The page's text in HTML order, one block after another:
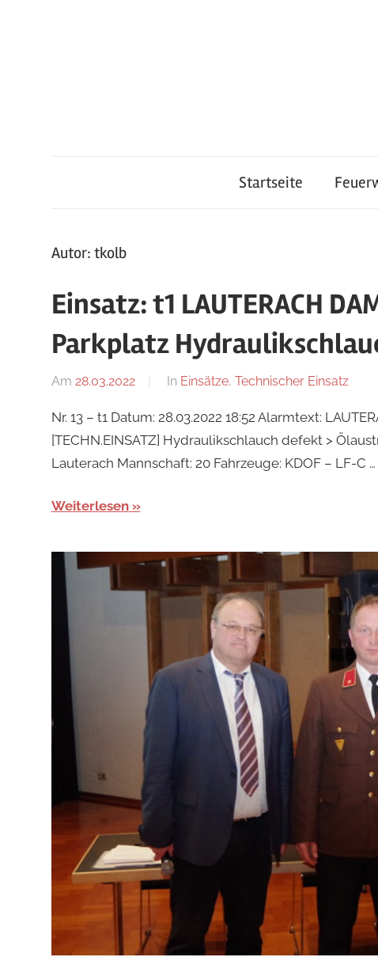
Startseite
Autor: tkolb
Einsatz: t1 LAUTERACH
Parkplatz
Am 28.03.2022
Von
In Einsätze, Technischer Einsatz
Nr. 13 – t1 Datum: 28.03.2022 18:52 Alarmtext:
[TECHN.EINSATZ] Hydraulikschlauch defekt >
Lauterach Mannschaft: 20 Fahrzeuge: KDOF – LF-C …
Weiterlesen